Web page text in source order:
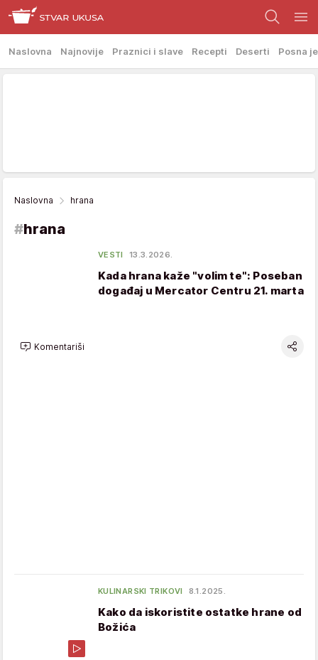
Naslovna Najnovije Praznici i slave Recepti Deserti Posna
Naslovna hrana
#hrana
VESTI 13.3.2026.
Kada hrana kaže "volim te": Poseban
događaj u Mercator Centru 21. marta
Komentariši
KULINARSKI TRIKOVI 8.1.2025.
Kako da iskoristite ostatke hrane od
Božića